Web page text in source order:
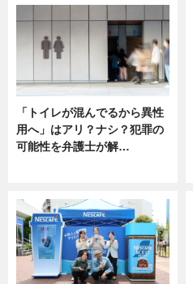
「トイレが混んでるから異性
用へ」はアリ？ナシ？犯罪の
可能性を弁護士が解…